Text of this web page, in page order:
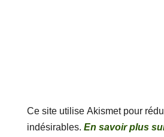
Ce site utilise Akismet pour
indésirables. En savoir plus